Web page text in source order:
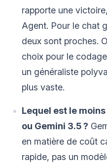
rapporte une
Agent. Pour le chat
deux sont proches.
choix pour le
un généraliste
plus vaste.
Lequel est le
ou Gemini 3.5 ?
en matière de coût
rapide, pas un